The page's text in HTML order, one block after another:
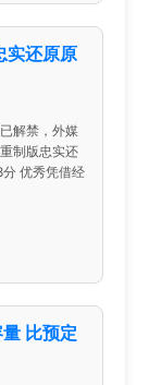
实还原原
解禁，外媒
制版忠实还
优秀凭借经
比预定